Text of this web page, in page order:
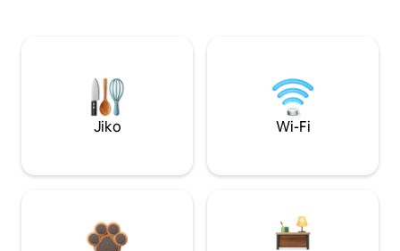
Jiko Wi-Fi